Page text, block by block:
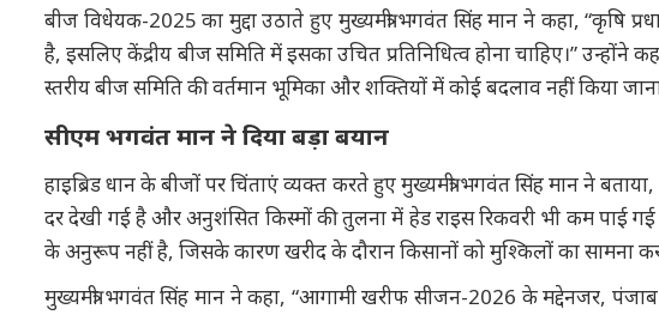
बीज विधेयक-2025 का मुद्दा उठाते हुए मुख्यमंत्री भगवंत सिंह मान ने कहा, “कृषि
है, इसलिए केंद्रीय बीज समिति में इसका उचित प्रतिनिधित्व होना चाहिए।” उन्होंने
स्तरीय बीज समिति की वर्तमान भूमिका और शक्तियों में कोई बदलाव नहीं किया
सीएम भगवंत मान ने दिया बड़ा बयान
हाइब्रिड धान के बीजों पर चिंताएं व्यक्त करते हुए मुख्यमंत्री भगवंत सिंह मान ने
दर देखी गई है और अनुशंसित किस्मों की तुलना में हेड राइस रिकवरी भी कम पाई गई
के अनुरूप नहीं है, जिसके कारण खरीद के दौरान किसानों को मुश्किलों का सामना
मुख्यमंत्री भगवंत सिंह मान ने कहा, “आगामी खरीफ सीजन-2026 के मद्देनजर,